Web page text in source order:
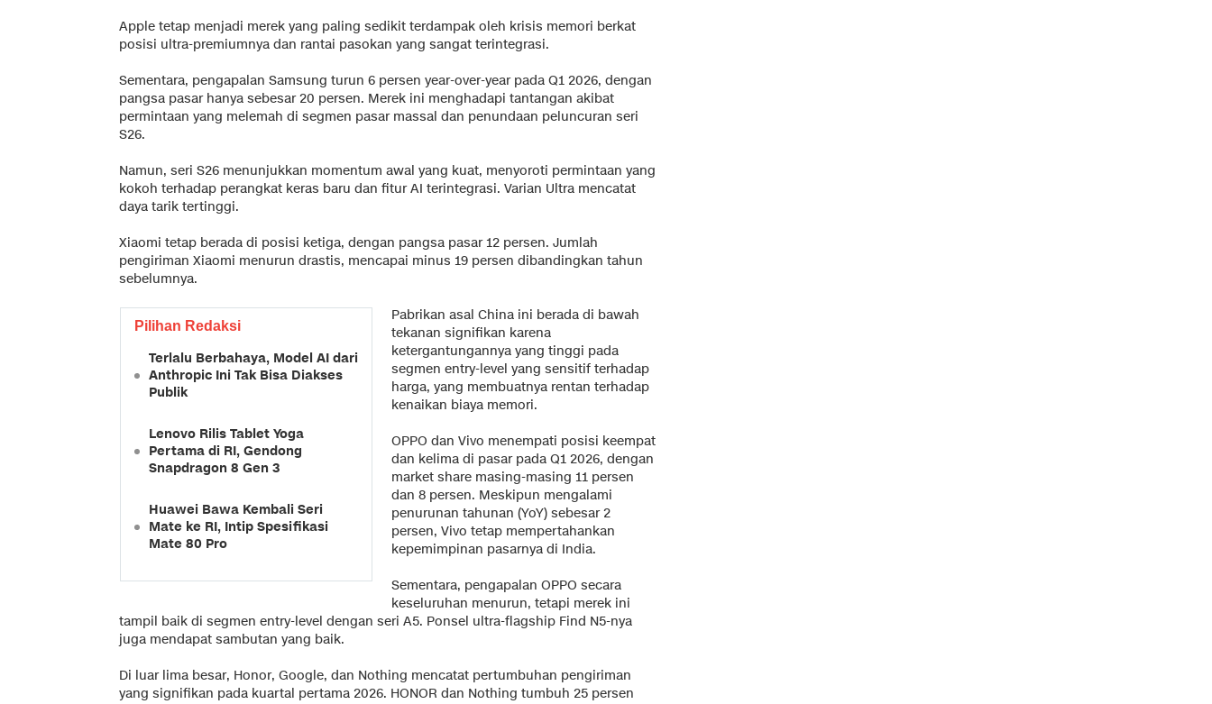
Apple tetap menjadi merek yang paling sedikit terdampak oleh krisis memori berkat
posisi ultra-premiumnya dan rantai pasokan yang sangat terintegrasi.
Sementara, pengapalan Samsung turun 6 persen year-over-year pada Q1 2026, dengan
pangsa pasar hanya sebesar 20 persen. Merek ini menghadapi tantangan akibat
permintaan yang melemah di segmen pasar massal dan penundaan peluncuran seri
S26.
Namun, seri S26 menunjukkan momentum awal yang kuat, menyoroti permintaan yang
kokoh terhadap perangkat keras baru dan fitur AI terintegrasi. Varian Ultra mencatat
daya tarik tertinggi.
Xiaomi tetap berada di posisi ketiga, dengan pangsa pasar 12 persen. Jumlah
pengiriman Xiaomi menurun drastis, mencapai minus 19 persen dibandingkan tahun
sebelumnya.
Pilihan Redaksi
Terlalu Berbahaya, Model AI dari
Anthropic Ini Tak Bisa Diakses
Publik
Lenovo Rilis Tablet Yoga
Pertama di RI, Gendong
Snapdragon 8 Gen 3
Huawei Bawa Kembali Seri
Mate ke RI, Intip Spesifikasi
Mate 80 Pro
Pabrikan asal China ini berada di bawah
tekanan signifikan karena
ketergantungannya yang tinggi pada
segmen entry-level yang sensitif terhadap
harga, yang membuatnya rentan terhadap
kenaikan biaya memori.
OPPO dan Vivo menempati posisi keempat
dan kelima di pasar pada Q1 2026, dengan
market share masing-masing 11 persen
dan 8 persen. Meskipun mengalami
penurunan tahunan (YoY) sebesar 2
persen, Vivo tetap mempertahankan
kepemimpinan pasarnya di India.
Sementara, pengapalan OPPO secara
keseluruhan menurun, tetapi merek ini
tampil baik di segmen entry-level dengan seri A5. Ponsel ultra-flagship Find N5-nya
juga mendapat sambutan yang baik.
Di luar lima besar, Honor, Google, dan Nothing mencatat pertumbuhan pengiriman
yang signifikan pada kuartal pertama 2026. HONOR dan Nothing tumbuh 25 persen